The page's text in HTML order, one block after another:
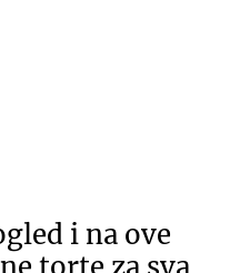
i na ove